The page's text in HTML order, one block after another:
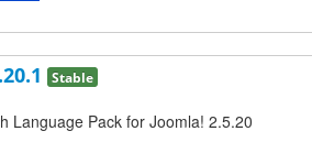
Stable
Language Pack for Joomla! 2.5.20